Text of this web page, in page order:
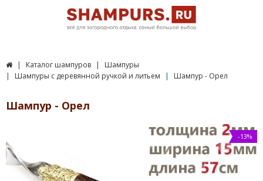
Каталог шампуров
Шампуры
Шампуры c деревянной ручкой и литьем
Шампур - Орел
Шампур - Орел
-13%